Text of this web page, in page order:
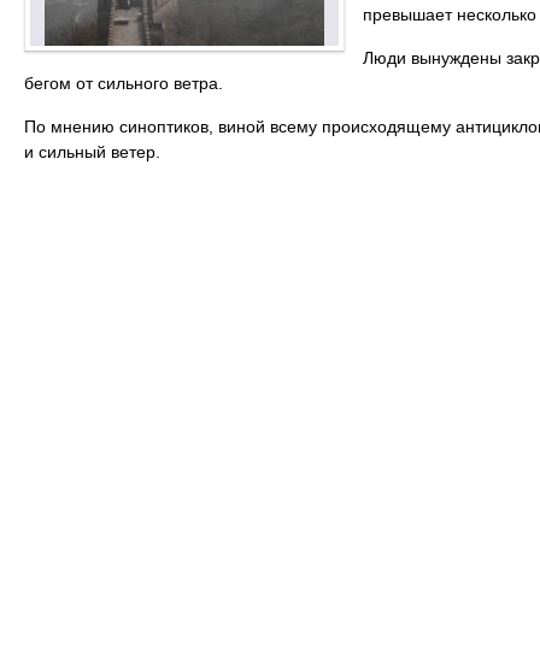
превышает
Люди вынуждены
бегом от сильного ветра.
По мнению синоптиков, виной всему происходящему
и сильный ветер.